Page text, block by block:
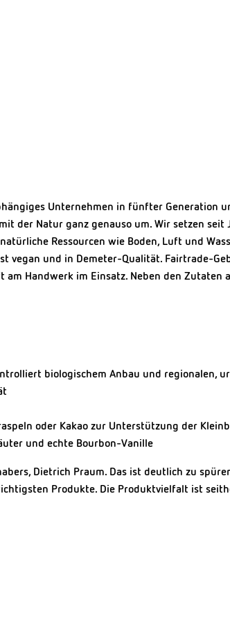
Unternehmen in fünfter
der Natur ganz genauso um. Wir setzen
Ressourcen wie Boden, Luft und
vegan und in Demeter-Qualität. Fairtrade-
Handwerk im Einsatz. Neben den
biologischem Anbau und regionalen,
oder Kakao zur Unterstützung der
und echte Bourbon-Vanille
Dietrich Praum. Das ist deutlich zu
Produkte. Die Produktvielfalt ist